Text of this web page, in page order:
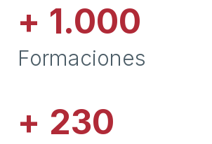
+ 1.000
Formaciones
+ 230